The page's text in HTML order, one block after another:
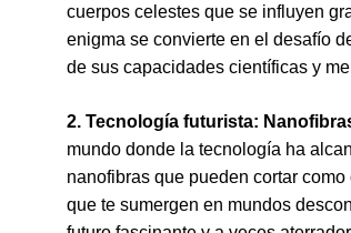
cuerpos celestes que se influyen
enigma se convierte en el desafío
de sus capacidades científicas y
2. Tecnología futurista:
mundo donde la tecnología ha
nanofibras que pueden cortar
que te sumergen en mundos